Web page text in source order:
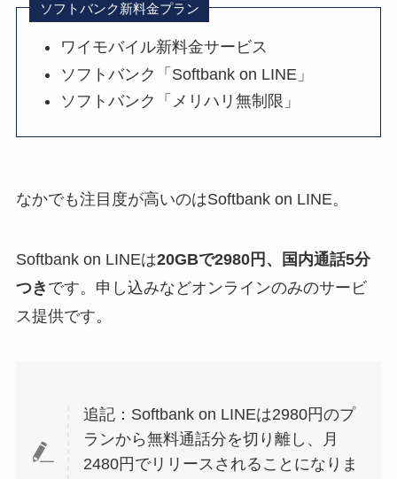
ソフトバンク新料金プラン
ワイモバイル新料金サービス
ソフトバンク「Softbank on LINE」
ソフトバンク「メリハリ無制限」
なかでも注目度が高いのはSoftbank on LINE。
Softbank on LINEは20GBで2980円、国内通話5分
つき です。申し込みなどオンラインのみのサービ
ス提供です。
追記：Softbank on LINEは2980円のプ
ランから無料通話分を切り離し、月
2480円でリリースされることになりま